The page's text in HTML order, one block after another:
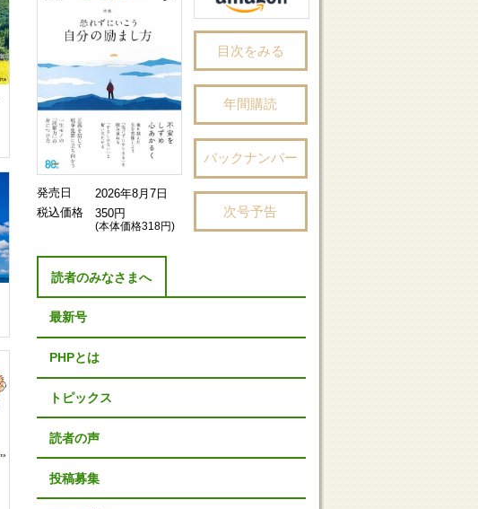
発売日
2026年8月7日
税込価格
350円
(本体価格318円)
目次をみる
年間購読
バックナンバー
次号予告
読者のみなさまへ
最新号
PHPとは
トピックス
読者の声
投稿募集